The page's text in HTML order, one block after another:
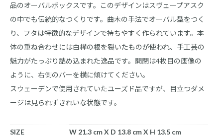
品のオーバルボックスです。このデザインはスヴェープアスク
の中でも伝統的なつくりです。曲木の手法でオーバル型をつく
り、フタは特徴的なデザインで持ちやすく作られています。本
体の重ね合わせには白樺の根を裂いたものが使われ、手工芸の
魅力がたっぷり詰め込まれた逸品です。開閉は4枚目の画像の
ように、右側のバーを横に傾けてください。
スウェーデンで使用されていたユーズド品ですが、目立つダメ
ージは見られずきれいな状態です。
SIZE
W 21.3 cm X D 13.8 cm X H 13.5 cm